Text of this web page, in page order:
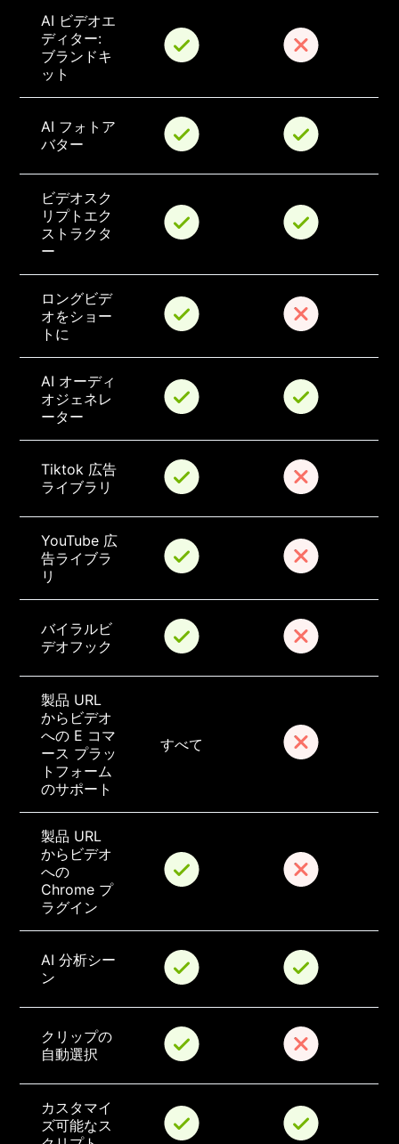
AI ビデオエ
ディター:
ブランドキ
ット
AI フォトア
バター
ビデオスク
リプトエク
ストラクタ
ー
ロングビデ
オをショー
トに
AI オーディ
オジェネレ
ーター
Tiktok 広告
ライブラリ
YouTube 広
告ライブラ
リ
バイラルビ
デオフック
製品 URL
からビデオ
への E コマ
ース プラッ
トフォーム
のサポート
すべて
製品 URL
からビデオ
への
Chrome プ
ラグイン
AI 分析シー
ン
クリップの
自動選択
カスタマイ
ズ可能なス